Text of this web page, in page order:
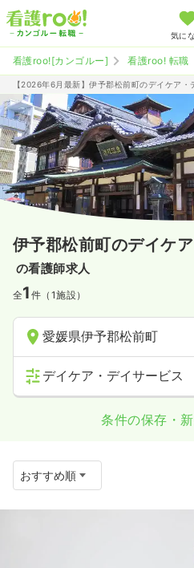
気に
看護roo![カンゴルー] 看護roo! 転職
【2026年6月最新】伊予郡松前町のデイケア
伊予郡松前町のデイケ
の看護師求人
全1 件（1施設）
愛媛県伊予郡松前町
デイケア・デイサービス
条件の保存・